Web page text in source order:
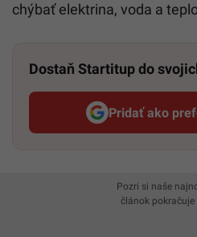
chýbať elektrina, voda a
Dostaň Startitup do
Pridať ako
Pozri si naše
článok pokračuje